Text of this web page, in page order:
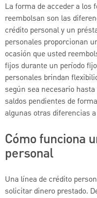
La forma de acceder a los
reembolsan son las
crédito personal y un
personales proporcionan
ocasión que usted
fijos durante un período
personales brindan
según sea necesario
saldos pendientes de
algunas otras diferencias
Cómo funciona
personal
Una línea de crédito
solicitar dinero prestado.